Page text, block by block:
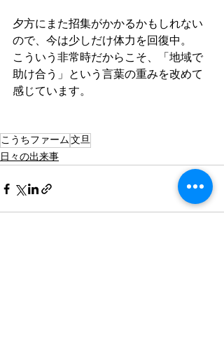
夕方にまた招集がかかるかもしれない
ので、今は少しだけ体力を回復中。
こういう非常時だからこそ、「地域で
助け合う」という言葉の重みを改めて
感じています。
こうちファーム文旦
日々の出来事